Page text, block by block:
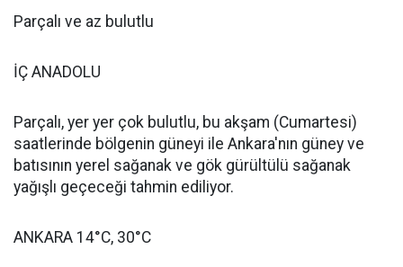
Parçalı ve az bulutlu
İÇ ANADOLU
Parçalı, yer yer çok bulutlu, bu akşam (Cumartesi)
saatlerinde bölgenin güneyi ile Ankara'nın güney ve
batısının yerel sağanak ve gök gürültülü sağanak
yağışlı geçeceği tahmin ediliyor.
ANKARA 14°C, 30°C